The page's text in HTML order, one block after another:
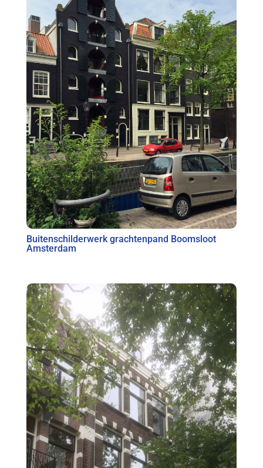
Buitenschilderwerk grachtenpand Boomsloot
Amsterdam